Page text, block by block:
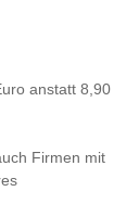
anstatt 8,90
Firmen mit